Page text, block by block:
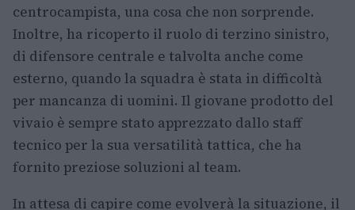
centrocampista, una cosa che non sorprende.
Inoltre, ha ricoperto il ruolo di terzino sinistro,
di difensore centrale e talvolta anche come
esterno, quando la squadra è stata in difficoltà
per mancanza di uomini. Il giovane prodotto del
vivaio è sempre stato apprezzato dallo staff
tecnico per la sua versatilità tattica, che ha
fornito preziose soluzioni al team.
In attesa di capire come evolverà la situazione, il